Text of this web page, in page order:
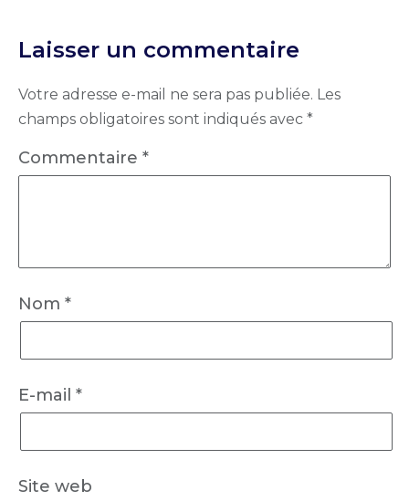
Laisser un commentaire
Votre adresse e-mail ne sera pas publiée. Les
champs obligatoires sont indiqués avec *
Commentaire *
Nom *
E-mail *
Site web